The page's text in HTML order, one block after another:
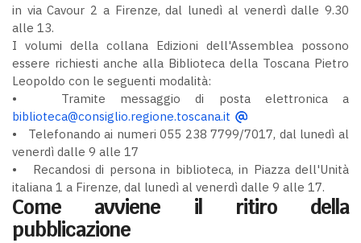
in via Cavour 2 a Firenze, dal lunedì al venerdì dalle 9.30
alle 13.
I volumi della collana Edizioni dell'Assemblea possono
essere richiesti anche alla Biblioteca della Toscana Pietro
Leopoldo con le seguenti modalità:
• Tramite messaggio di posta elettronica a
biblioteca@consiglio.regione.toscana.it
• Telefonando ai numeri 055 238 7799/7017, dal lunedì al
venerdì dalle 9 alle 17
• Recandosi di persona in biblioteca, in Piazza dell'Unità
italiana 1 a Firenze, dal lunedì al venerdì dalle 9 alle 17.
Come avviene il ritiro della
pubblicazione